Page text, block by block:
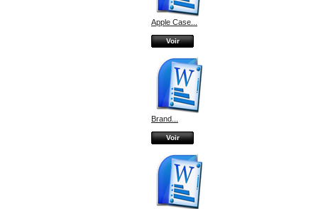
Apple Case...
Voir
Brand...
Voir